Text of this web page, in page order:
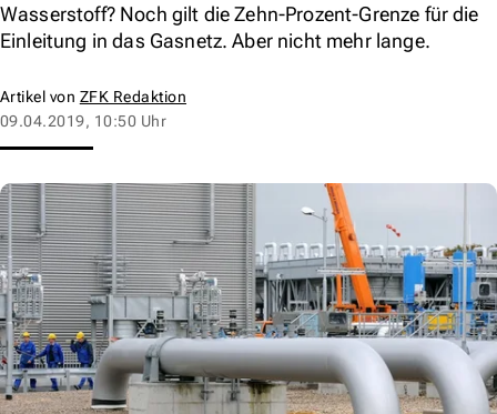
Wasserstoff? Noch gilt die Zehn-Prozent-Grenze für die
Einleitung in das Gasnetz. Aber nicht mehr lange.
Artikel von ZFK Redaktion
09.04.2019, 10:50 Uhr